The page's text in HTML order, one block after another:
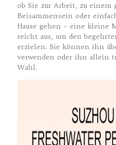
ob Sie zur Arbeit, zu einem
Beisammensein oder
Hause gehen – eine kleine
reicht aus, um den
erzielen. Sie können ihn
verwenden oder ihn allein
Wahl.